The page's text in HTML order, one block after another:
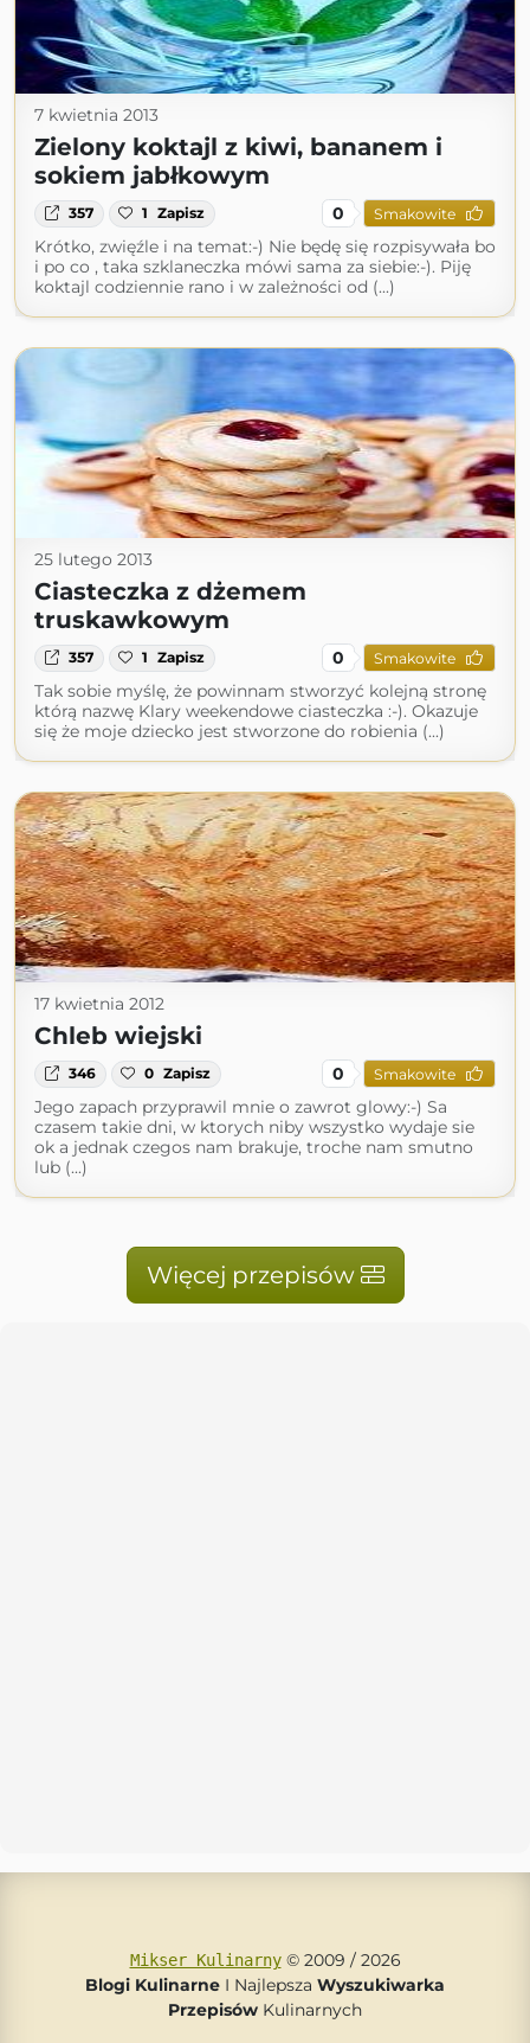
7 kwietnia 2013
Zielony koktajl z kiwi, bananem i
sokiem jabłkowym
357 1 Zapisz 0 Smakowite
Krótko, zwięźle i na temat:-) Nie będę się rozpisywała bo
i po co , taka szklaneczka mówi sama za siebie:-). Piję
koktajl codziennie rano i w zależności od (...)
25 lutego 2013
Ciasteczka z dżemem
truskawkowym
357 1 Zapisz 0 Smakowite
Tak sobie myślę, że powinnam stworzyć kolejną stronę
którą nazwę Klary weekendowe ciasteczka :-). Okazuje
się że moje dziecko jest stworzone do robienia (...)
17 kwietnia 2012
Chleb wiejski
346 0 Zapisz 0 Smakowite
Jego zapach przyprawil mnie o zawrot glowy:-) Sa
czasem takie dni, w ktorych niby wszystko wydaje sie
ok a jednak czegos nam brakuje, troche nam smutno
lub (...)
Więcej przepisów
Mikser Kulinarny© 2009 / 2026
Blogi Kulinarne I Najlepsza Wyszukiwarka
Przepisów Kulinarnych